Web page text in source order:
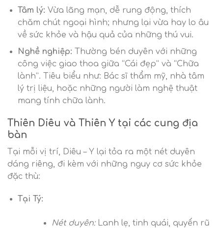
Tâm lý: Vừa lãng mạn, dễ rung động, thích
chăm chút ngoại hình; nhưng lại vừa hay lo âu
về sức khỏe và hậu quả của những thú vui.
Nghề nghiệp: Thường bén duyên với những
công việc giao thoa giữa “Cái đẹp” và “Chữa
lành”. Tiêu biểu như: Bác sĩ thẩm mỹ, nhà tâm
lý trị liệu, hoặc những người làm nghệ thuật
mang tính chữa lành.
Thiên Diêu và Thiên Y tại các cung địa
bàn
Tại mỗi vị trí, Diêu – Y lại tỏa ra một nét duyên
dáng riêng, đi kèm với những nguy cơ sức khỏe
đặc thù:
Tại Tý:
Nét duyên:Lanh lẹ, tinh quái, quyến rũ